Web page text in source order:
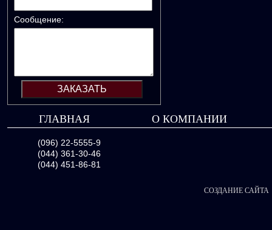
Сообщение:
ГЛАВНАЯ О КОМПАНИИ
(096) 22-5555-9
(044) 361-30-46
(044) 451-86-81
СОЗДАНИЕ САЙТА